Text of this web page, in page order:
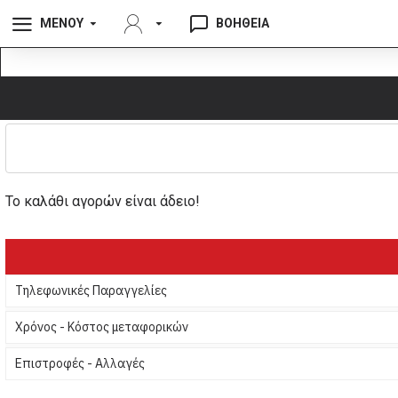
ΜΕΝΟΥ ΒΟΗΘΕΙΑ
Το καλάθι αγορών είναι άδειο!
Τηλεφωνικές Παραγγελίες
Χρόνος - Κόστος μεταφορικών
Επιστροφές - Αλλαγές